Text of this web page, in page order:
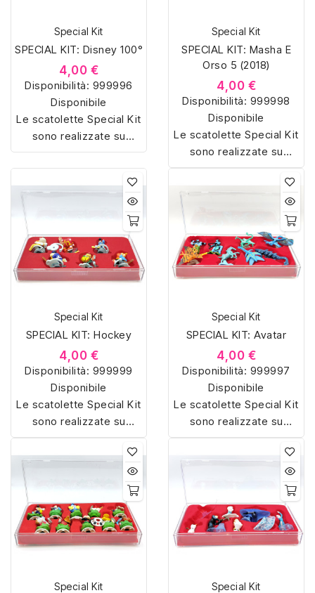
Special Kit
SPECIAL KIT: Disney 100°
4,00 €
Disponibilità: 999996
Disponibile
Le scatolette Special Kit
sono realizzate su
misura con materiali di
alta qualità, hanno un
interno sagomato in
vellutino rosso e offrono
soluzioni eleganti e
pratiche per organizzare
e mostrare la tua
collezione di sorpresine.
Special Kit
SPECIAL KIT: Masha E
Orso 5 (2018)
4,00 €
Disponibilità: 999998
Disponibile
Le scatolette Special Kit
sono realizzate su
misura con materiali di
alta qualità, hanno un
interno sagomato in
vellutino rosso e offrono
soluzioni eleganti e
pratiche per organizzare
e mostrare la tua
Special Kit
SPECIAL KIT: Hockey
4,00 €
Disponibilità: 999999
Disponibile
Le scatolette Special Kit
sono realizzate su
misura con materiali di
alta qualità, hanno un
interno sagomato in
vellutino rosso e offrono
soluzioni eleganti e
pratiche per organizzare
e mostrare la tua
Special Kit
SPECIAL KIT: Avatar
4,00 €
Disponibilità: 999997
Disponibile
Le scatolette Special Kit
sono realizzate su
misura con materiali di
alta qualità, hanno un
interno sagomato in
vellutino rosso e offrono
soluzioni eleganti e
pratiche per organizzare
e mostrare la tua
Special Kit Special Kit